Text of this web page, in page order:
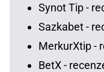
Synot Tip -
Sazkabet -
MerkurXtip -
BetX -